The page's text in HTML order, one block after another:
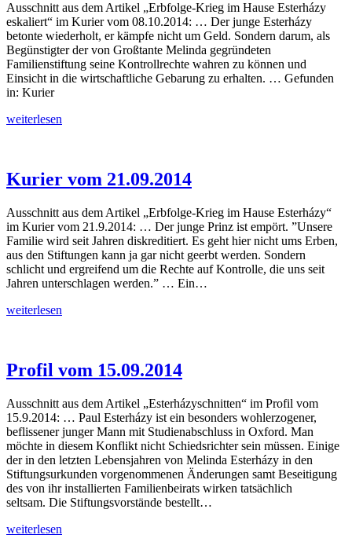
Ausschnitt aus dem Artikel „Erbfolge-Krieg im Hause Esterházy
eskaliert“ im Kurier vom 08.10.2014: … Der junge Esterházy
betonte wiederholt, er kämpfe nicht um Geld. Sondern darum, als
Begünstigter der von Großtante Melinda gegründeten
Familienstiftung seine Kontrollrechte wahren zu können und
Einsicht in die wirtschaftliche Gebarung zu erhalten. … Gefunden
in: Kurier
Kurier
weiterlesen
Kurier vom 21.09.2014
Ausschnitt aus dem Artikel „Erbfolge-Krieg im Hause Esterházy“
im Kurier vom 21.9.2014: … Der junge Prinz ist empört. ”Unsere
Familie wird seit Jahren diskreditiert. Es geht hier nicht ums Erben,
aus den Stiftungen kann ja gar nicht geerbt werden. Sondern
schlicht und ergreifend um die Rechte auf Kontrolle, die uns seit
Jahren unterschlagen werden.” … Ein…
Kurier
weiterlesen
Profil vom 15.09.2014
Ausschnitt aus dem Artikel „Esterházyschnitten“ im Profil vom
15.9.2014: … Paul Esterházy ist ein besonders wohlerzogener,
beflissener junger Mann mit Studienabschluss in Oxford. Man
möchte in diesem Konflikt nicht Schiedsrichter sein müssen. Einige
der in den letzten Lebensjahren von Melinda Esterházy in den
Stiftungsurkunden vorgenommenen Änderungen samt Beseitigung
des von ihr installierten Familienbeirats wirken tatsächlich
seltsam. Die Stiftungsvorstände bestellt…
Profil
weiterlesen